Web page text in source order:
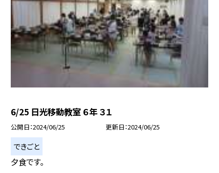
6/25 日光移動教室 ６年 ３１
公開日 2024/06/25 更新日 2024/06/25
できごと
夕食です。